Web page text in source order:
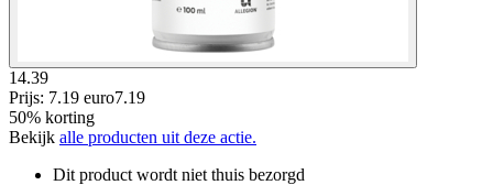
14.39
Prijs: 7.19 euro7.19
50% korting
Bekijk alle producten uit deze actie.
Dit product wordt niet thuis bezorgd